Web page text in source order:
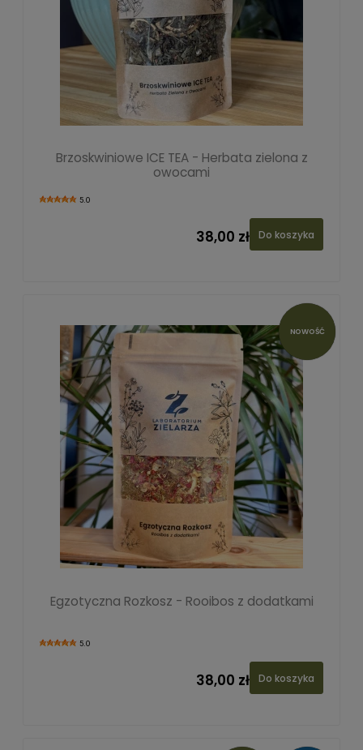
Brzoskwiniowe ICE TEA - Herbata zielona z
owocami
5.0
38,00 zł Do koszyka
Egzotyczna Rozkosz - Rooibos z dodatkami
5.0
38,00 zł Do koszyka
NOWOŚĆ